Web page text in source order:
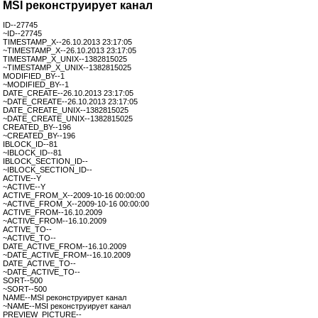
MSI реконструирует канал
ID--27745
~ID--27745
TIMESTAMP_X--26.10.2013 23:17:05
~TIMESTAMP_X--26.10.2013 23:17:05
TIMESTAMP_X_UNIX--1382815025
~TIMESTAMP_X_UNIX--1382815025
MODIFIED_BY--1
~MODIFIED_BY--1
DATE_CREATE--26.10.2013 23:17:05
~DATE_CREATE--26.10.2013 23:17:05
DATE_CREATE_UNIX--1382815025
~DATE_CREATE_UNIX--1382815025
CREATED_BY--196
~CREATED_BY--196
IBLOCK_ID--81
~IBLOCK_ID--81
IBLOCK_SECTION_ID--
~IBLOCK_SECTION_ID--
ACTIVE--Y
~ACTIVE--Y
ACTIVE_FROM_X--2009-10-16 00:00:00
~ACTIVE_FROM_X--2009-10-16 00:00:00
ACTIVE_FROM--16.10.2009
~ACTIVE_FROM--16.10.2009
ACTIVE_TO--
~ACTIVE_TO--
DATE_ACTIVE_FROM--16.10.2009
~DATE_ACTIVE_FROM--16.10.2009
DATE_ACTIVE_TO--
~DATE_ACTIVE_TO--
SORT--500
~SORT--500
NAME--MSI реконструирует канал
~NAME--MSI реконструирует канал
PREVIEW_PICTURE--